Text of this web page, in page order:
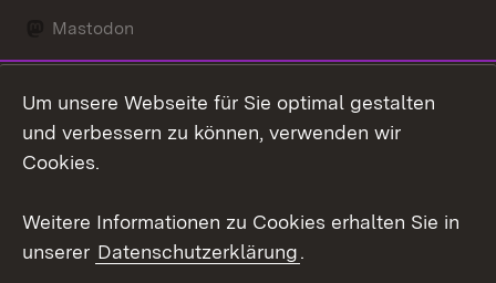
Mastodon
X / Twitter
Youtube
Kontakt
Datenschutz
Um unsere Webseite für Sie optimal gestalten
und verbessern zu können, verwenden wir
Cookies.
Weitere Informationen zu Cookies erhalten Sie in
unserer Datenschutzerklärung.